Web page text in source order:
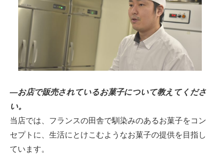
―お店で販売されているお菓子について教えてくださ
い。
当店では、フランスの田舎で馴染みのあるお菓子をコン
セプトに、生活にとけこむようなお菓子の提供を目指し
ています。